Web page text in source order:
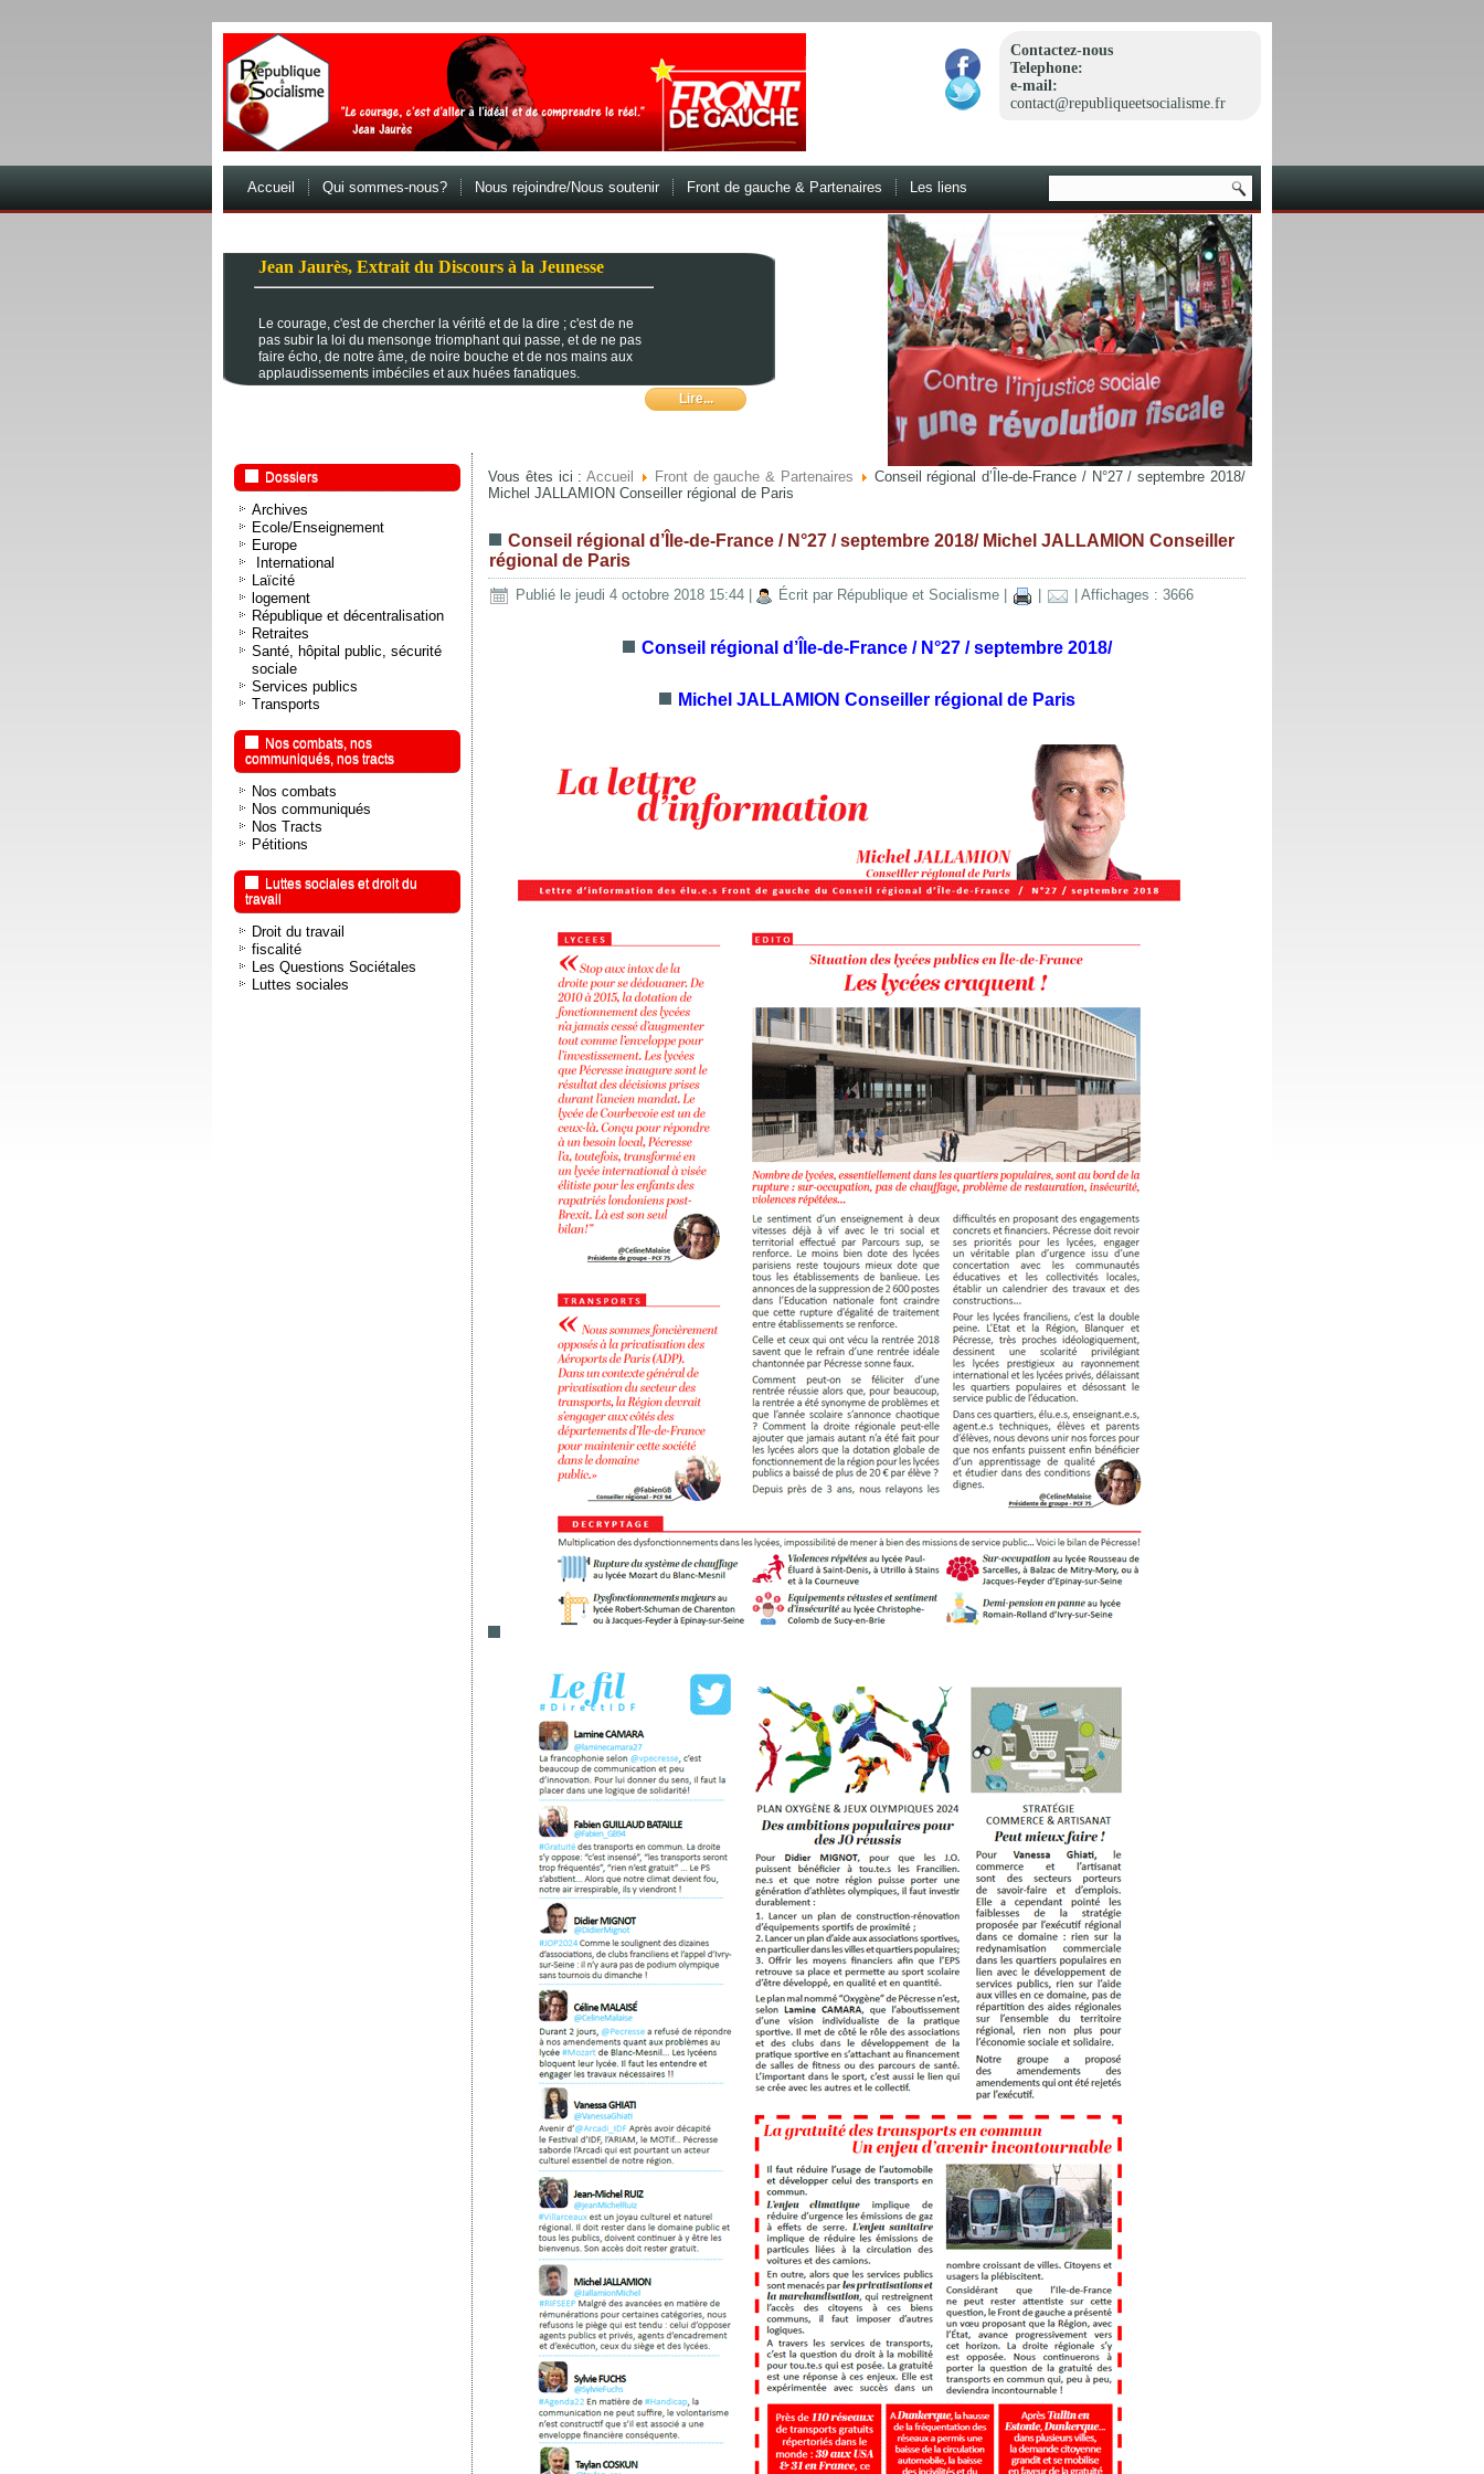
Contactez-nous
Telephone:
e-mail:
contact@republiqueetsocialisme.fr
Jean Jaurès, Extrait du Discours à la Jeunesse
Le courage, c'est de chercher la vérité et de la dire ; c'est de ne
pas subir la loi du mensonge triomphant qui passe, et de ne pas
faire écho, de notre âme, de noire bouche et de nos mains aux
applaudissements imbéciles et aux huées fanatiques.
Lire...
Accueil Qui sommes-nous? Nous rejoindre/Nous soutenir Front de gauche & Partenaires Les liens
Dossiers
Archives
Ecole/Enseignement
Europe
International
Laïcité
logement
République et décentralisation
Retraites
Santé, hôpital public, sécurité
sociale
Services publics
Transports
Nos combats, nos
communiqués, nos tracts
Nos combats
Nos communiqués
Nos Tracts
Pétitions
Luttes sociales et droit du
travail
Droit du travail
fiscalité
Les Questions Sociétales
Luttes sociales
Vous êtes ici :Accueil Front de gauche & Partenaires
Conseil régional d’Île-de-France / N°27 / septembre 2018/
Michel JALLAMION Conseiller régional de Paris
Conseil régional d’Île-de-France / N°27 / septembre 2018/ Michel JALLAMION Conseiller
régional de Paris
Publié le jeudi 4 octobre 2018 15:44 Écrit par République et Socialisme | Affichages : 3666
Conseil régional d’Île-de-France / N°27 / septembre 2018/
Michel JALLAMION Conseiller régional de Paris